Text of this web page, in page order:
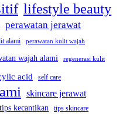
lifestyle beauty
perawatan jerawat
alami perawatan kulit wajah
wajah alami regenerasi kulit
acid self care
skincare jerawat
tips kecantikan tips skincare